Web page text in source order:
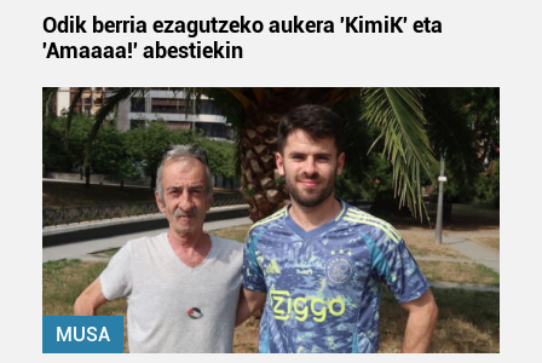
erabiltzeko baimen esplizitua ematen diguzu.
irakurri
Odik berria ezagutzeko aukera 'KimiK' eta
'Amaaaa!' abestiekin
MUSA